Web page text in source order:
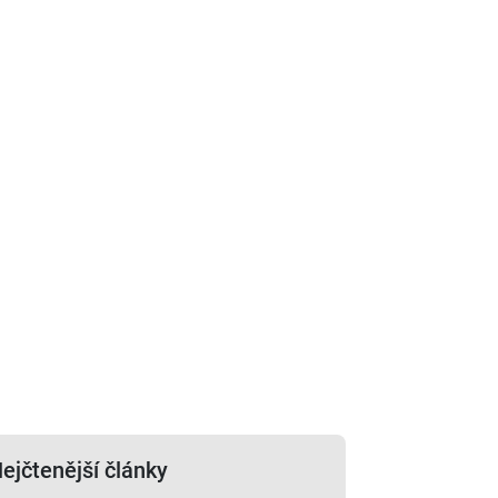
články